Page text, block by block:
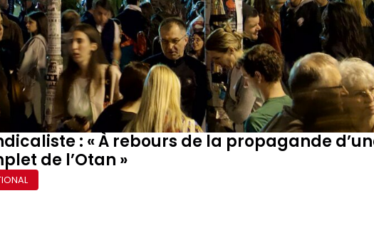
: « À rebours de la propagande
de l’Otan »